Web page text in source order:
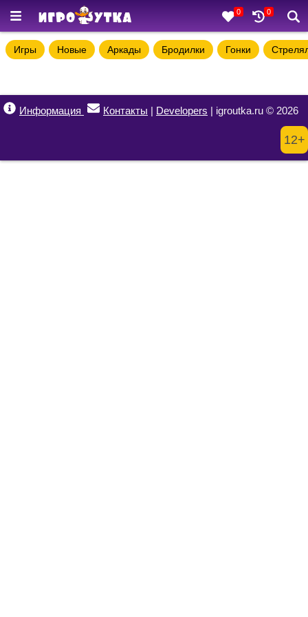
0 0
Игры Новые Аркады Бродилки Гонки
Информация Контакты | Developers | igroutka.ru © 2026
12+